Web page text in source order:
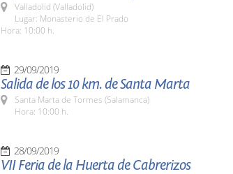
Valladolid (Valladolid)
Lugar: Monasterio de El Prado
Hora: 10:00 h.
29/09/2019
Salida de los 10 km. de Santa Marta
Santa Marta de Tormes (Salamanca)
Hora: 10:00 h.
28/09/2019
VII Feria de la Huerta de Cabrerizos